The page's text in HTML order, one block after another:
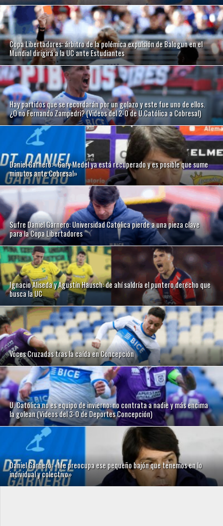
Copa Libertadores: árbitro de la polémica expulsión de Balogun en el
Mundial dirigirá a la UC ante Estudiantes
Hay partidos que se recordarán por un golazo y este fue uno de ellos.
¿O no Fernando Zampedri? (Videos del 2-0 de U.Católica a Cobresal)
Daniel Garnero: «Gary Medel ya está recuperado y es posible que sume
minutos ante Cobresal»
Sufre Daniel Garnero: Universidad Católica pierde a una pieza clave
para la Copa Libertadores
Ignacio Aliseda y Agustín Hausch: de ahí saldría el puntero derecho que
busca la UC
Voces Cruzadas tras la caída en Concepción
U. Católica no es equipo de invierno: no contrata a nadie y más encima
la golean (Videos del 3-0 de Deportes Concepción)
Daniel Garnero: «Me preocupa ese pequeño bajón que tenemos en lo
individual y colectivo»